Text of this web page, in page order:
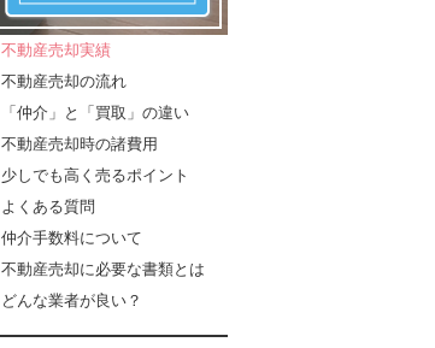
不動産売却実績
不動産売却の流れ
「仲介」と「買取」の違い
不動産売却時の諸費用
少しでも高く売るポイント
よくある質問
仲介手数料について
不動産売却に必要な書類とは
どんな業者が良い？